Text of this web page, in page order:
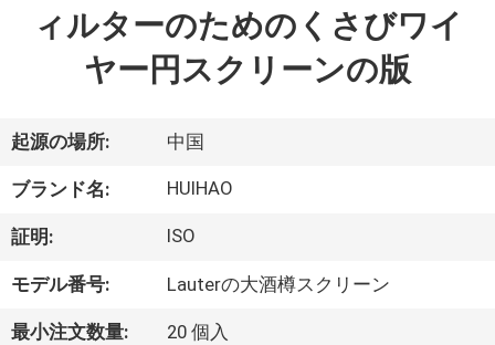
品
私
た
ち
ィルターのためのくさびワイ
ヤー円スクリーンの版
起源の場所: 中国
ブランド名: HUIHAO
証明: ISO
モデル番号: Lauterの大酒樽スクリーン
最小注文数量: 20 個入